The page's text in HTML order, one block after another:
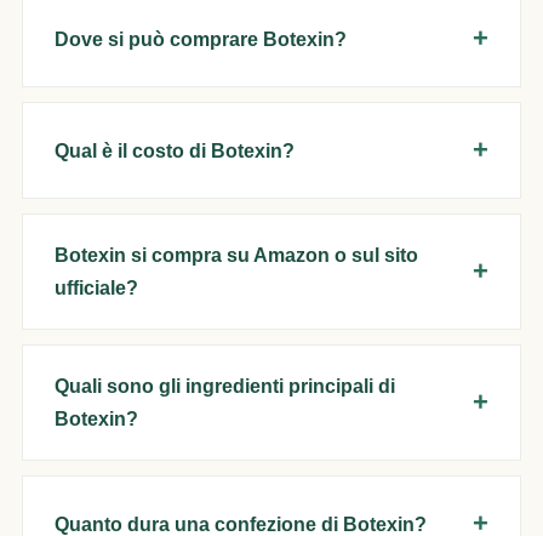
Dove si può comprare Botexin?
Qual è il costo di Botexin?
Botexin si compra su Amazon o sul sito
ufficiale?
Quali sono gli ingredienti principali di
Botexin?
Quanto dura una confezione di Botexin?